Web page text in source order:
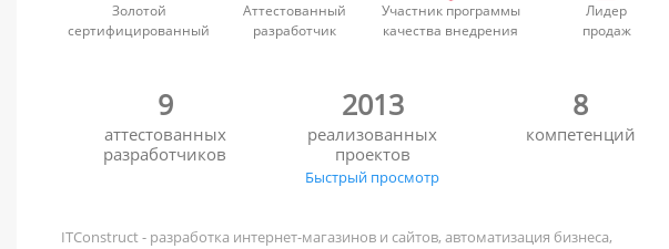
Золотой
сертифицированный
Аттестованный
разработчик
Участник программы
качества внедрения
Лидер
продаж
9
аттестованных
разработчиков
2013
реализованных
проектов
Быстрый просмотр
8
компетенций
ITConstruct - разработка интернет-магазинов и сайтов, автоматизация бизнеса,